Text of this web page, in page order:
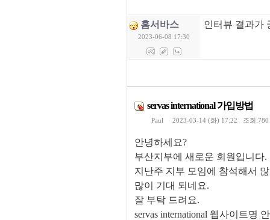
홈서바스
2023-06-08 17:30
인터뷰 결과가
servas international 가입방법
Paul 2023-03-14 (화) 17:22 조회
안녕하세요?
부산지부에 새로운 회원입니다.
지난주 지부 모임에 참석해서
많이 기대 되네요.
잘 부탁 드려요.
servas international 웹사이트명